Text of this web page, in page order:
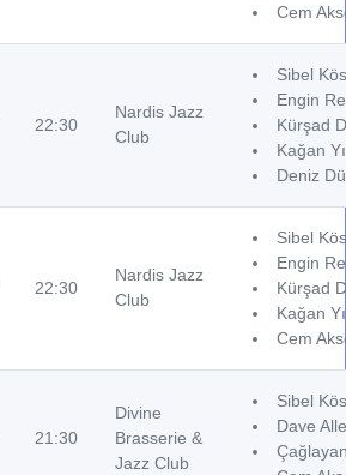
Cem
22:30
Nardis Jazz
Club
Sibel
Engin
Kürşad
Kağan
Deniz
22:30
Nardis Jazz
Club
Sibel
Engin
Kürşad
Kağan
Cem
21:30
Divine
Brasserie &
Jazz Club
Sibel
Dave